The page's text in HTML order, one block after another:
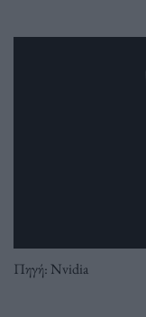
Πηγή: Nvidia